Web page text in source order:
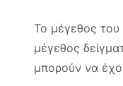
Το μέγεθος του
μέγεθος
μπορούν να